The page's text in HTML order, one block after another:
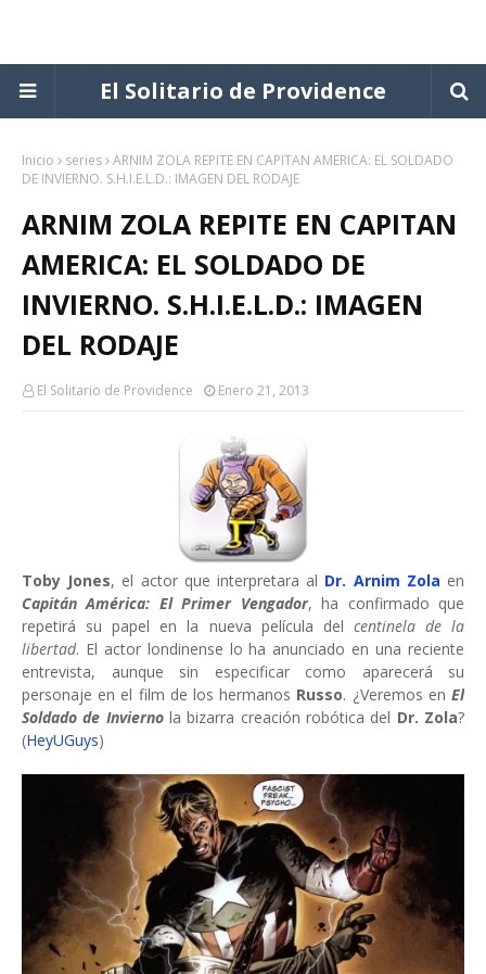
El Solitario de Providence
Inicio series ARNIM ZOLA REPITE EN CAPITAN AMERICA: EL SOLDADO
DE INVIERNO. S.H.I.E.L.D.: IMAGEN DEL RODAJE
ARNIM ZOLA REPITE EN CAPITAN
AMERICA: EL SOLDADO DE
INVIERNO. S.H.I.E.L.D.: IMAGEN
DEL RODAJE
El Solitario de Providence Enero 21, 2013
Toby Jones, el actor que interpretara al Dr. Arnim Zola en
Capitán América: El Primer Vengador, ha confirmado que
repetirá su papel en la nueva película del centinela de la
libertad. El actor londinense lo ha anunciado en una reciente
entrevista, aunque sin especificar como aparecerá su
personaje en el film de los hermanos Russo. ¿Veremos enEl
Soldado de Inviernola bizarra creación robótica del Dr. Zola?
(HeyUGuys)